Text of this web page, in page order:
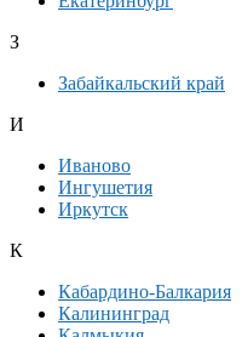
З
Забайкальский край
И
Иваново
Ингушетия
Иркутск
К
Кабардино-Балкария
Калининград